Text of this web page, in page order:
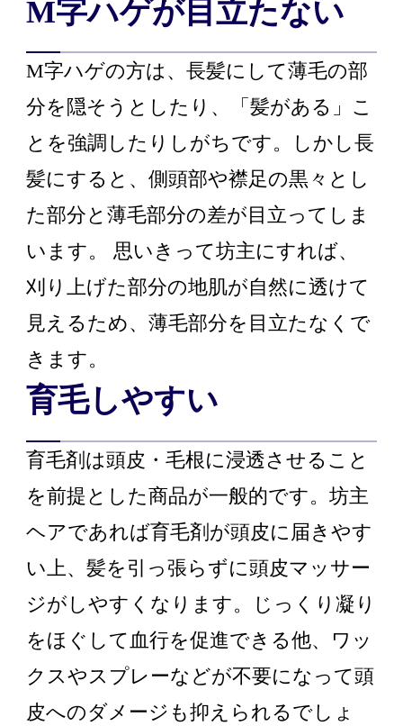
M字ハゲが目立たない
M字ハゲの方は、長髪にして薄毛の部
分を隠そうとしたり、「髪がある」こ
とを強調したりしがちです。しかし長
髪にすると、側頭部や襟足の黒々とし
た部分と薄毛部分の差が目立ってしま
います。 思いきって坊主にすれば、
刈り上げた部分の地肌が自然に透けて
見えるため、薄毛部分を目立たなくで
きます。
育毛しやすい
育毛剤は頭皮・毛根に浸透させること
を前提とした商品が一般的です。坊主
ヘアであれば育毛剤が頭皮に届きやす
い上、髪を引っ張らずに頭皮マッサー
ジがしやすくなります。じっくり凝り
をほぐして血行を促進できる他、ワッ
クスやスプレーなどが不要になって頭
皮へのダメージも抑えられるでしょ